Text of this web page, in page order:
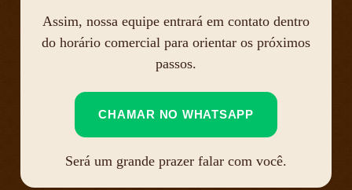
Assim, nossa equipe entrará em contato dentro
do horário comercial para orientar os próximos
passos.
CHAMAR NO WHATSAPP
Será um grande prazer falar com você.